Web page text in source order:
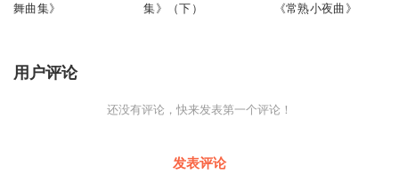
舞曲集》
集》（下）
《常熟小夜曲》
用户评论
还没有评论，快来发表第一个评论！
发表评论